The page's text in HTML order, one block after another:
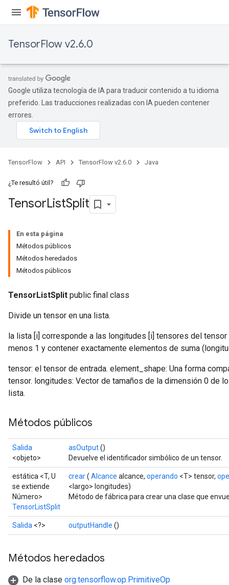
TensorFlow v2.6.0
Google utiliza tecnología de IA para traducir contenido a tu idioma
preferido. Las traducciones realizadas con IA pueden contener
errores.
TensorFlow API TensorFlow v2.6.0 Java
¿Te resultó útil?
TensorListSplit
En esta página
Métodos públicos
Métodos heredados
Métodos públicos
TensorListSplit public final class
Divide un tensor en una lista.
la lista [i] corresponde a las longitudes [i] tensores del
menos 1 y contener exactamente elementos de suma
tensor: el tensor de entrada. element_shape: Una forma
tensor. longitudes: Vector de tamaños de la dimensión 0 de
lista.
Métodos públicos
Salida
<objeto>
asOutput()
Devuelve el identificador simbólico de un tensor.
estática <T, U
se extiende
Número>
TensorListSplit
crear( Alcance alcance, operando <T> tensor,
<largo> longitudes)
Método de fábrica para crear una clase que
Salida <?> outputHandle ()
Métodos heredados
De la clase org.tensorflow.op.PrimitiveOp